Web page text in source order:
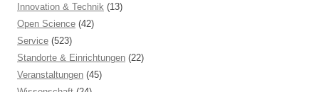
Innovation & Technik (13)
Open Science (42)
Service (523)
Standorte & Einrichtungen (22)
Veranstaltungen (45)